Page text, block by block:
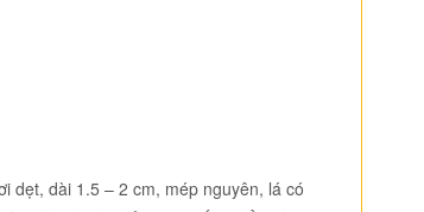
dẹt, dài 1.5 – 2 cm, mép nguyên, lá có